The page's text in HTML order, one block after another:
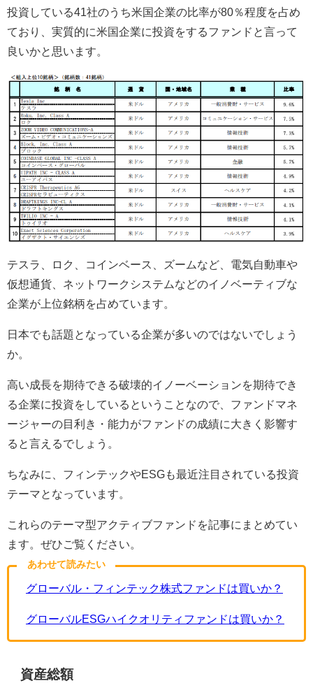
投資している41社のうち米国企業の比率が80％程度を占め
ており、実質的に米国企業に投資をするファンドと言って
良いかと思います。
テスラ、ロク、コインベース、ズームなど、電気自動車や
仮想通貨、ネットワークシステムなどのイノベーティブな
企業が上位銘柄を占めています。
日本でも話題となっている企業が多いのではないでしょう
か。
高い成長を期待できる破壊的イノーベーションを期待でき
る企業に投資をしているということなので、ファンドマネ
ージャーの目利き・能力がファンドの成績に大きく影響す
ると言えるでしょう。
ちなみに、フィンテックやESGも最近注目されている投資
テーマとなっています。
これらのテーマ型アクティブファンドを記事にまとめてい
ます。ぜひご覧ください。
あわせて読みたい
グローバル・フィンテック株式ファンドは買いか？
グローバルESGハイクオリティファンドは買いか？
資産総額